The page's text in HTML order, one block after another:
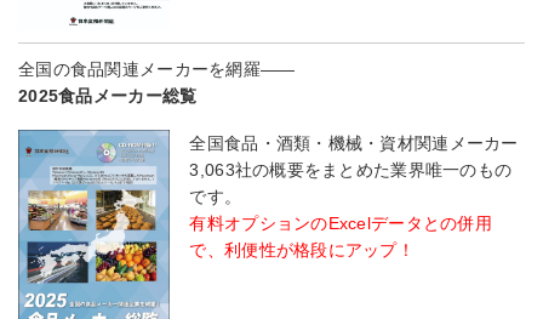
全国の食品関連メーカーを網羅――
2025食品メーカー総覧
全国食品・酒類・機械・資材関連メーカー
3,063社の概要をまとめた業界唯一のもの
です。
有料オプションのExcelデータとの併用
で、利便性が格段にアップ！